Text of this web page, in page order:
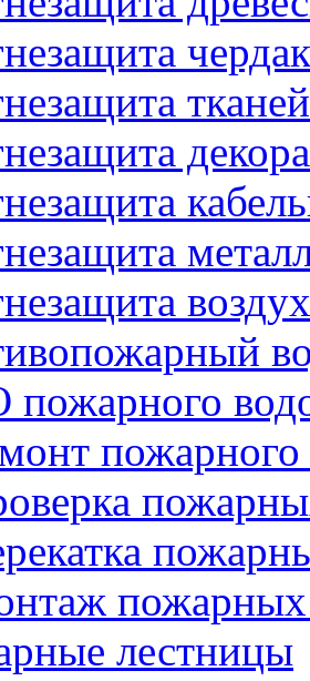
тканей
пожарного
пожарного
лестницы